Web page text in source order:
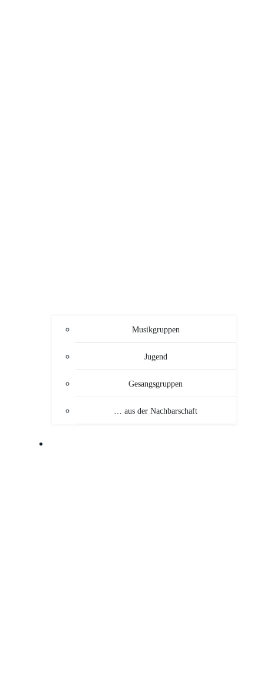
Musikgruppen
Jugend
Gesangsgruppen
… aus der Nachbarschaft